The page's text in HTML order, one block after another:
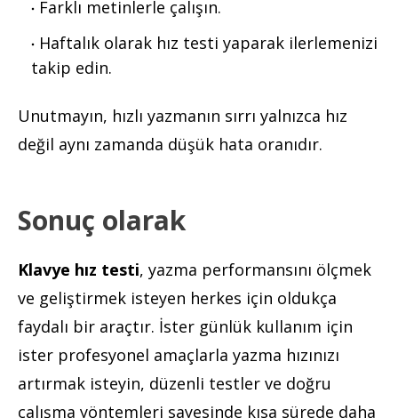
Farklı metinlerle çalışın.
Haftalık olarak hız testi yaparak ilerlemenizi
takip edin.
Unutmayın, hızlı yazmanın sırrı yalnızca hız
değil aynı zamanda düşük hata oranıdır.
Sonuç olarak
Klavye hız testi, yazma performansını ölçmek
ve geliştirmek isteyen herkes için oldukça
faydalı bir araçtır. İster günlük kullanım için
ister profesyonel amaçlarla yazma hızınızı
artırmak isteyin, düzenli testler ve doğru
çalışma yöntemleri sayesinde kısa sürede daha